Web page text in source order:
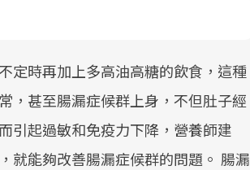
定時再加上多高油高糖的飲食，這種
，甚至腸漏症候群上身，不但肚子經
引起過敏和免疫力下降，營養師建
就能夠改善腸漏症候群的問題。 腸漏
面對超高齡社會的浪潮，台灣正在快速
邁向「健康照護」的新時代。隨著國家
政策如「健康台灣推動委員會」與「長
2025年，就到良醫生活祭體驗「一站式
健康新生活」，從講座、體驗到運動，
全面啟動你的健康革命！
良醫健康網從「換季的身體變化」出
發，透過醫學觀點與日常感受的對話，
建立對亞健康的認知，進而引導實際的